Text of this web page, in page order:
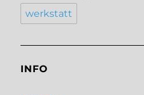
werkstatt
INFO